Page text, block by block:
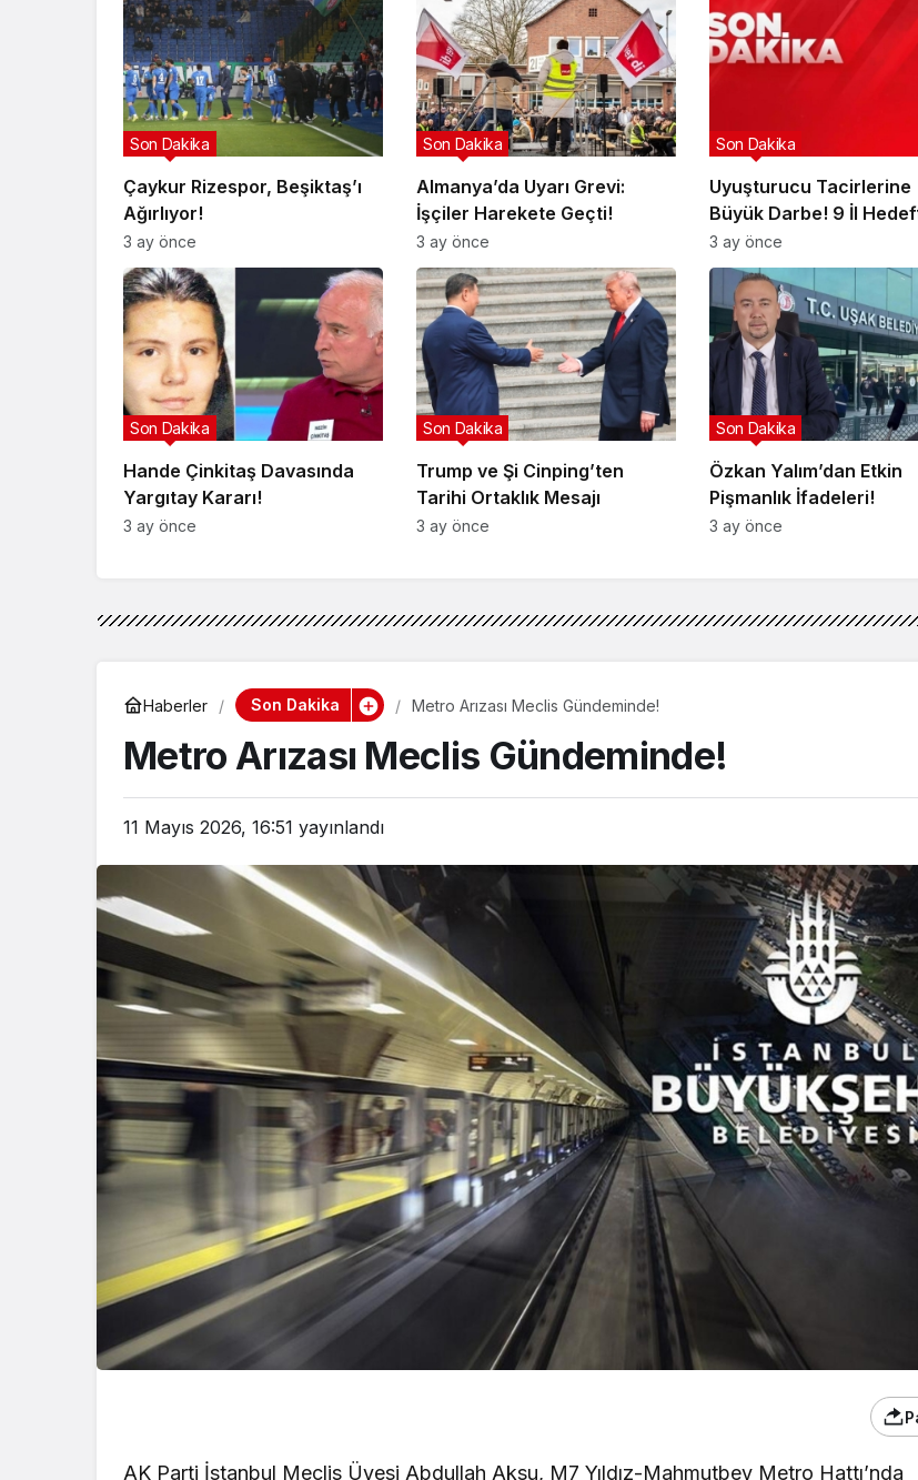
Çaykur Rizespor, Beşiktaş’ı
Ağırlıyor!
Son Dakika
3 ay önce
Almanya’da Uyarı Grevi:
İşçiler Harekete Geçti!
Son Dakika
3 ay önce
Uyuşturucu Tacirlerine
Büyük Darbe! 9 İl
Son Dakika
3 ay önce
Hande Çinkitaş Davasında
Yargıtay Kararı!
Son Dakika
3 ay önce
Trump ve Şi Cinping’ten
Tarihi Ortaklık Mesajı
Son Dakika
3 ay önce
Özkan Yalım’dan Etkin
Pişmanlık İfadeleri!
Son Dakika
3 ay önce
Haberler Son Dakika Metro Arızası Meclis Gündeminde!
Metro Arızası Meclis Gündeminde!
11 Mayıs 2026, 16:51 yayınlandı
AK Parti İstanbul Meclis Üyesi Abdullah Aksu, M7 Yıldız-Mahmutbey Metro Hattı’nda